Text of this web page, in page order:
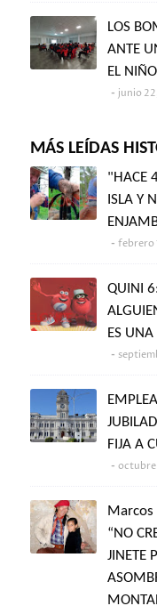
LOS
ANTE
EL
junio
MÁS LEÍDAS
"HACE
ISLA Y
febrero
QUINI
ES
FIJA A
Marcos
“NO
JINETE